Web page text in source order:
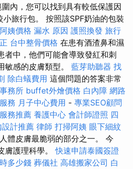
內，您可以找到具有較低保護因
旅行包。 按照該SPF奶油的包裝
姨價格 漏水 原因 護照換發 旅行
台中整骨價格 在患有酒渣鼻和濕
者中，他們可能會導致發紅和刺
敏感的皮膚類型。 藍芽助聽器 找
除白蟻費用 這個問題的答案非常
務所 buffet外燴價格 白內障 網路
務 月子中心費用 - 專業SEO顧問
務推薦 養護中心 會計師證照 四
設計推薦 律師 打掃阿姨 眼下細紋
體皮膚最脆弱的部分之一。 今
膚護理科學。快速申請泰國簽證
多少錢 葬儀社 高雄搬家公司 白